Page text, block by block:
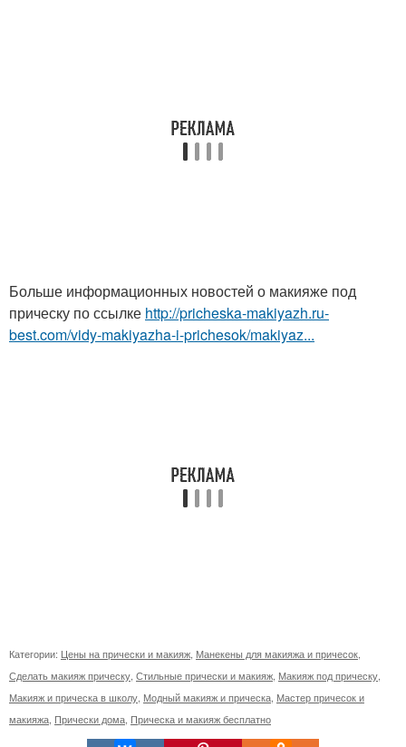
Больше информационных новостей о макияже под
прическу по ссылке http://pricheska-makiyazh.ru-
best.com/vidy-makiyazha-i-prichesok/makiyaz...
Категории: Цены на прически и макияж Манекены для макияжа и причесок
Сделать макияж прическу Стильные прически и макияж Макияж под прическу
Макияж и прическа в школу Модный макияж и прическа Мастер причесок и
макияжа Прически дома Прическа и макияж бесплатно